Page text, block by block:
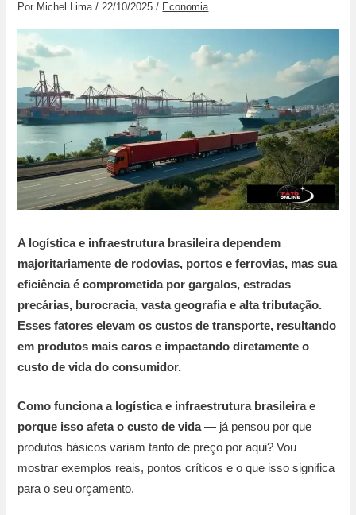
Por Michel Lima/22/10/2025/ Economia
A logística e infraestrutura brasileira dependem
majoritariamente de rodovias, portos e ferrovias, mas sua
eficiência é comprometida por gargalos, estradas
precárias, burocracia, vasta geografia e alta tributação.
Esses fatores elevam os custos de transporte, resultando
em produtos mais caros e impactando diretamente o
custo de vida do consumidor.
Como funciona a logística e infraestrutura brasileira e
porque isso afeta o custo de vida— já pensou por que
produtos básicos variam tanto de preço por aqui? Vou
mostrar exemplos reais, pontos críticos e o que isso significa
para o seu orçamento.